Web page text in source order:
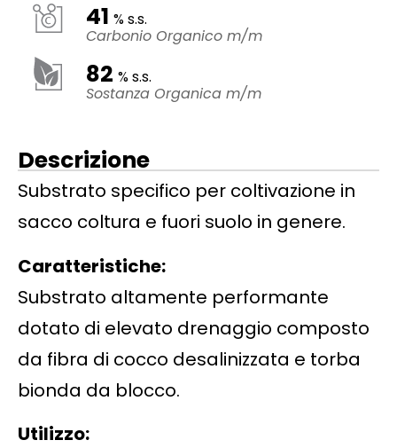
41% s.s.
Carbonio Organico m/m
82% s.s.
Sostanza Organica m/m
Descrizione
Substrato specifico per coltivazione in
sacco coltura e fuori suolo in genere.
Caratteristiche:
Substrato altamente performante
dotato di elevato drenaggio composto
da fibra di cocco desalinizzata e torba
bionda da blocco.
Utilizzo: